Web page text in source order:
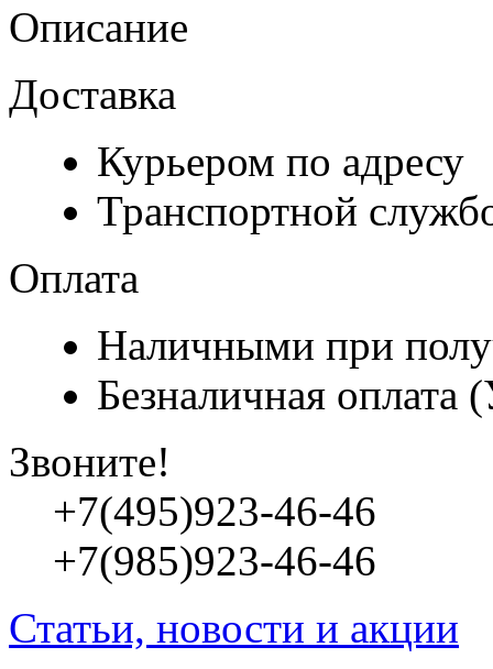
Описание
Доставка
Курьером по адресу
Транспортной
Оплата
Наличными при
Безналичная
Звоните!
+7(495)923-46-46
+7(985)923-46-46
Статьи, новости и акции